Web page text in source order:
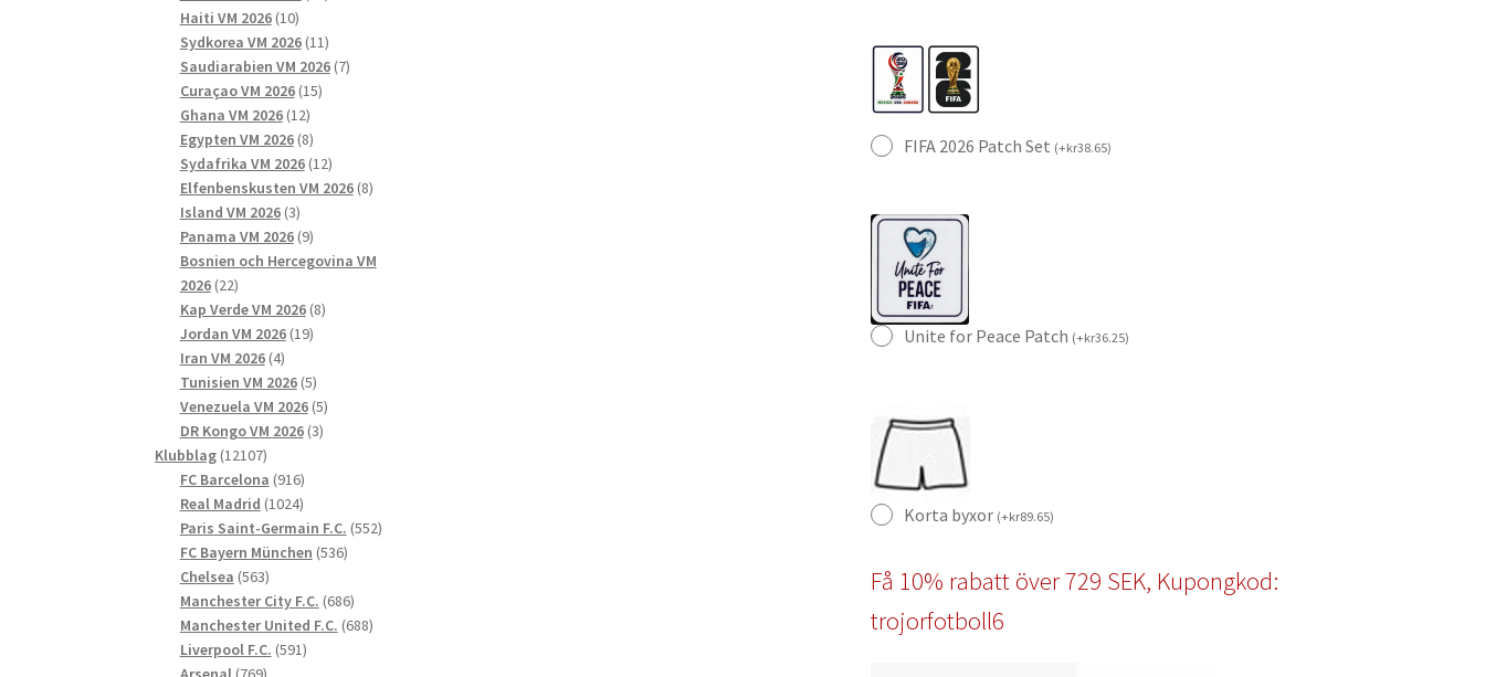
FIFA 2026 Patch Set (+kr38.65)
Unite for Peace Patch (+kr36.25)
Korta byxor (+kr89.65)
Få 10% rabatt över 729 SEK, Kupongkod:
trojorfotboll6
Haiti VM 2026 1010
produkter
Sydkorea VM 2026 1111
produkter
Saudiarabien VM 2026 77
Curaçao VM 2026 1515
Ghana VM 2026 1212
produkter
Egypten VM 2026 88
produkter
Sydafrika VM 2026 1212
produkter
Elfenbenskusten VM 2026 88
Island VM 2026 33
produkter
Panama VM 2026 99
produkter
Bosnien och Hercegovina VM
2026 2222
produkter
Kap Verde VM 2026 88
Jordan VM 2026 1919
Iran VM 2026 44
produkter
Tunisien VM 2026 55
produkter
Venezuela VM 2026 55
produkter
DR Kongo VM 2026 33
Klubblag 1210712107
produkter
FC Barcelona 916916
produkter
Real Madrid 10241024
produkter
Paris Saint-Germain F.C. 552552
FC Bayern München 536536
Chelsea 563563
produkter
Manchester City F.C. 686686
produkter
Manchester United F.C. 688688
Liverpool F.C. 591591
769